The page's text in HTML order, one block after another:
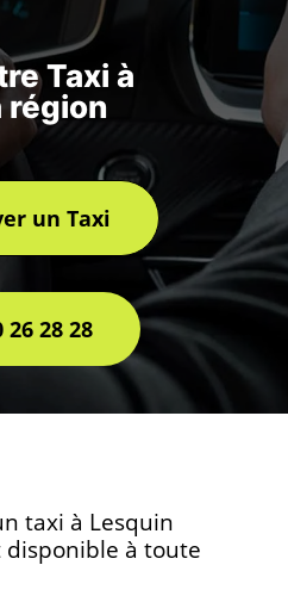
Taxi à
région
un Taxi
26 28 28
taxi à Lesquin
à toute